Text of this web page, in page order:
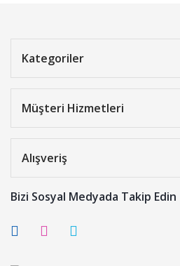
Kategoriler
Müşteri Hizmetleri
Alışveriş
Bizi Sosyal Medyada Takip Edin